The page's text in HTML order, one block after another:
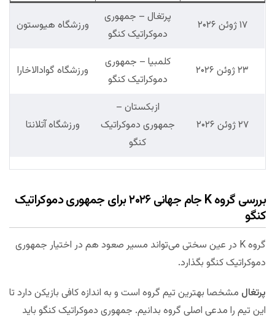
۱۷ ژوئن ۲۰۲۶
پرتغال – جمهوری
دموکراتیک کنگو
ورزشگاه هیوستون
۲۳ ژوئن ۲۰۲۶
کلمبیا – جمهوری
دموکراتیک کنگو
ورزشگاه گوادالاخارا
۲۷ ژوئن ۲۰۲۶
ازبکستان –
جمهوری دموکراتیک
کنگو
ورزشگاه آتلانتا
بررسی گروه K جام جهانی ۲۰۲۶ برای جمهوری دموکراتیک
کنگو
گروه K در عین سختی می‌تواند مسیر صعود هم در اختیار جمهوری
دموکراتیک کنگو بگذارد.
پرتغال مشخصا بهترین تیم گروه است و به اندازه کافی بازیکن دارد تا
این تیم را مدعی اصلی گروه بدانیم. جمهوری دموکراتیک کنگو باید